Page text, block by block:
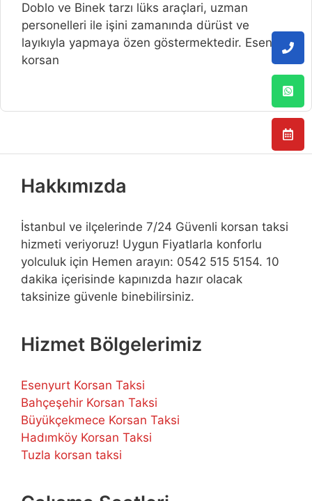
Doblo ve Binek tarzı lüks araçlari, uzman
personelleri ile işini zamanında dürüst ve
layıkıyla yapmaya özen göstermektedir. Esenler
korsan
Hakkımızda
İstanbul ve ilçelerinde 7/24 Güvenli korsan taksi
hizmeti veriyoruz! Uygun Fiyatlarla konforlu
yolculuk için Hemen arayın: 0542 515 5154. 10
dakika içerisinde kapınızda hazır olacak
taksinize güvenle binebilirsiniz.
Hizmet Bölgelerimiz
Esenyurt Korsan Taksi
Bahçeşehir Korsan Taksi
Büyükçekmece Korsan Taksi
Hadımköy Korsan Taksi
Tuzla korsan taksi